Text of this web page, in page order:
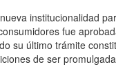
institucionalidad
fue
su último trámite
de ser